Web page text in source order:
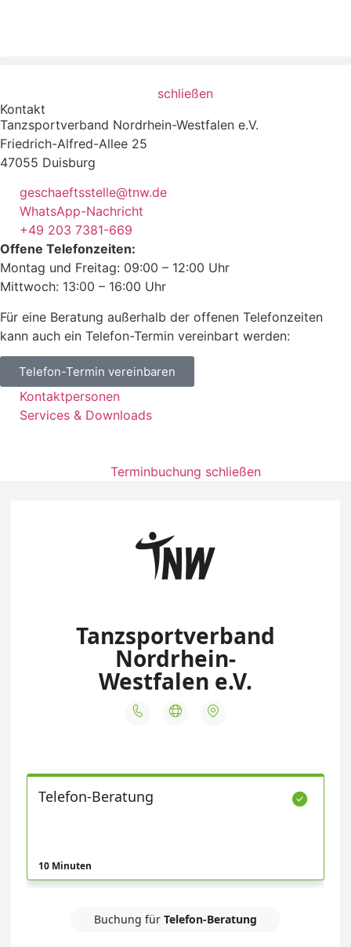
schließen
Kontakt
Tanzsportverband Nordrhein-Westfalen e.V.
Friedrich-Alfred-Allee 25
47055 Duisburg
geschaeftsstelle@tnw.de
WhatsApp-Nachricht
+49 203 7381-669
Offene Telefonzeiten:
Montag und Freitag: 09:00 – 12:00 Uhr
Mittwoch: 13:00 – 16:00 Uhr
Für eine Beratung außerhalb der offenen Telefonzeiten
kann auch ein Telefon-Termin vereinbart werden:
Telefon-Termin vereinbaren
Kontaktpersonen
Services & Downloads
Terminbuchung schließen